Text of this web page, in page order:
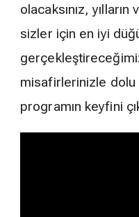
olacaksınız,
sizler için en iyi
misafirlerinizle
programın keyfini